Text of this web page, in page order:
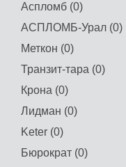
Аспломб (0)
АСПЛОМБ-Урал (0)
Меткон (0)
Транзит-тара (0)
Крона (0)
Лидман (0)
Keter (0)
Бюрократ (0)